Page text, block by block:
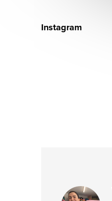
Instagram